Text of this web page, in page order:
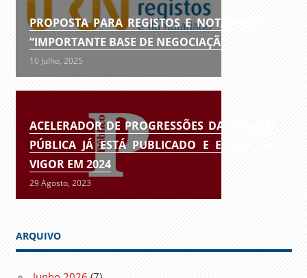
PROPOSTA PARA REGISTOS E NOTARIADO É
“IMPORTANTE BASE DE NEGOCIAÇÃO”
10 Julho, 2025
ACELERADOR DE PROGRESSÕES DA FUNÇÃO
PÚBLICA JÁ ESTÁ PUBLICADO E ENTRA EM
VIGOR EM 2024
29 Agosto, 2023
ARQUIVO